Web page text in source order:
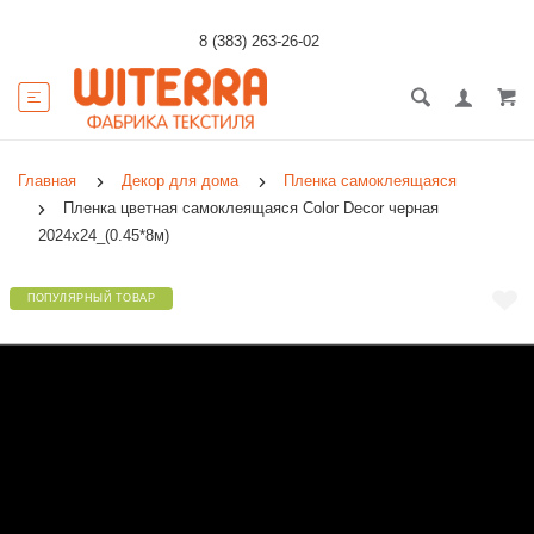
8 (383) 263-26-02
Главная Декор для дома
Пленка самоклеящаяся
Пленка цветная самоклеящаяся Color Decor черная
2024х24_(0.45*8м)
ПОПУЛЯРНЫЙ ТОВАР